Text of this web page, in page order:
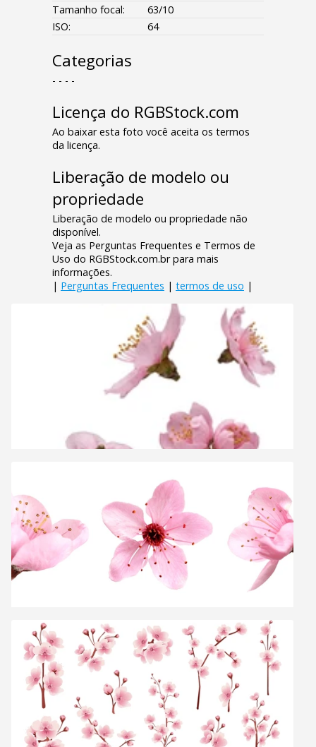
Tamanho focal:
63/10
ISO:
64
Categorias
- - - -
Licença do RGBStock.com
Ao baixar esta foto você aceita os termos
da licença.
Liberação de modelo ou
propriedade
Liberação de modelo ou propriedade não
disponível.
Veja as Perguntas Frequentes e Termos de
Uso do RGBStock.com.br para mais
informações.
| Perguntas Frequentes | termos de uso |